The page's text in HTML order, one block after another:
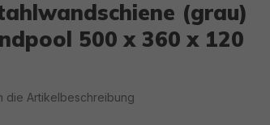
(grau)
500 x 360 x 120
die Artikelbeschreibung